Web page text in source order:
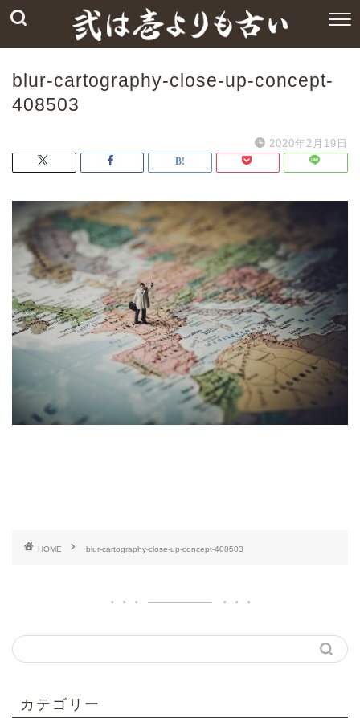
blur-cartography-close-up-concept-
408503
2020年2月19日
HOME blur-cartography-close-up-concept-408503
カテゴリー